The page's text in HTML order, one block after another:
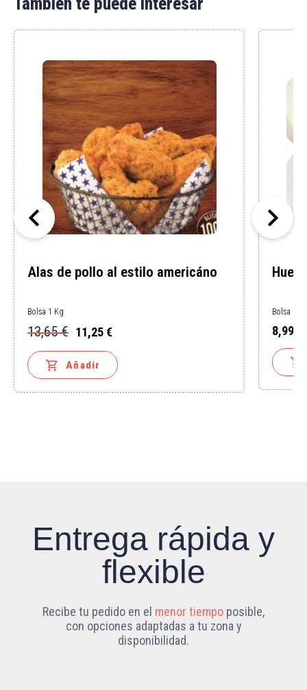
Alas de pollo al estilo americáno
Bolsa 1 Kg
Precio
base
13,65 €
Precio 11,25 €
 Añadir
Bolsa 1
Precio
8,99 €

 
Entrega rápida y
flexible
Recibe tu pedido en el menor tiempo posible,
con opciones adaptadas a tu zona y
disponibilidad.